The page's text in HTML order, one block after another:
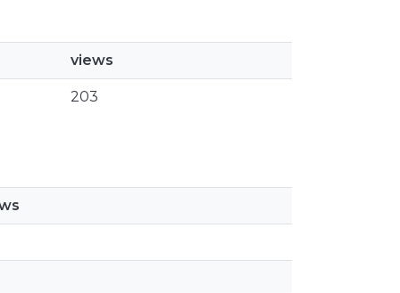
views
203